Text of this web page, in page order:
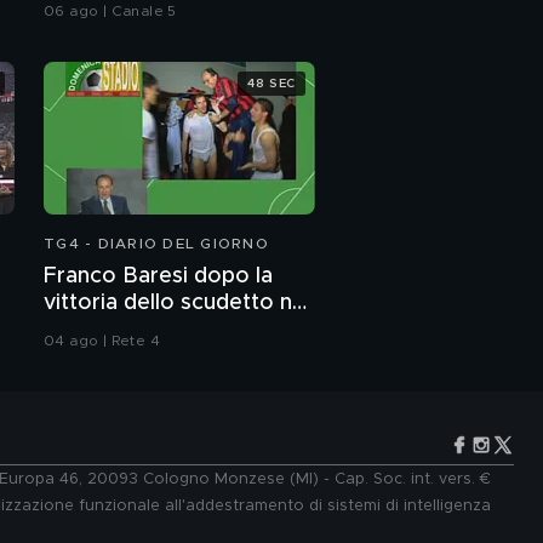
Addio a Papa
Francesco, i momenti
al tempo del Covid
Addio a Papa
Francesco, Conte: "Ha
dato speranza al
mondo"
Francesco, i
cambiamenti e le
Mario Monti
06 ago | Canale 5
TG4 - DIARIO DEL GIORNO
Franco Baresi dopo la
vittoria dello scudetto nel
04 ago | Rete 4
48 SEC
46, 20093 Cologno Monzese (MI) - Cap. Soc. int. vers. €
funzionale all'addestramento di sistemi di intelligenza